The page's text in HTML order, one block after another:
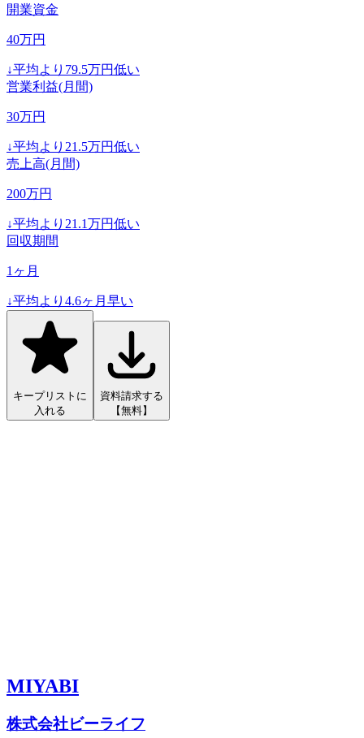
開業資金
40万円
↓平均より 79.5万円低い
営業利益(月間)
30万円
↓平均より 21.5万円低い
売上高(月間)
200万円
↓平均より 21.1万円低い
回収期間
1 ヶ月
↓平均より 4.6ヶ月早い
キープリストに
入れる
資料請求する
【無料】
MIYABI
株式会社ビーライフ